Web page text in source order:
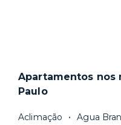
Apartamentos nos
Paulo
Aclimação Agua